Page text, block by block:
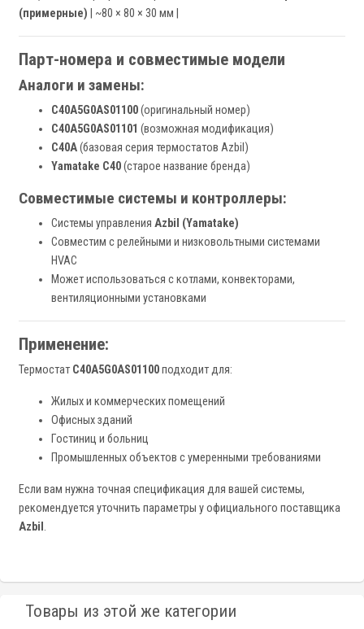
(примерные) | ~80 × 80 × 30 мм |
Парт-номера и совместимые модели
Аналоги и замены:
C40A5G0AS01100(оригинальный номер)
C40A5G0AS01101 (возможная модификация)
C40A(базовая серия термостатов Azbil)
Yamatake C40(старое название бренда)
Совместимые системы и контроллеры:
Системы управления Azbil (Yamatake)
Совместим с релейными и низковольтными системами
HVAC
Может использоваться с котлами, конвекторами,
вентиляционными установками
Применение:
Термостат C40A5G0AS01100подходит для:
Жилых и коммерческих помещений
Офисных зданий
Гостиниц и больниц
Промышленных объектов с умеренными требованиями
Если вам нужна точная спецификация для вашей системы,
рекомендуется уточнить параметры у официального поставщика
Azbil .
Товары из этой же категории